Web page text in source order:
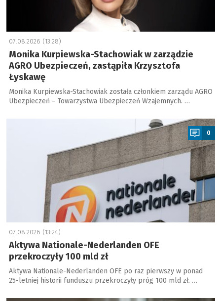
07.08.2026 (13:28)
Monika Kurpiewska-Stachowiak w zarządzie
AGRO Ubezpieczeń, zastąpiła Krzysztofa
Łyskawę
Monika Kurpiewska-Stachowiak została członkiem zarządu AGRO
Ubezpieczeń – Towarzystwa Ubezpieczeń Wzajemnych. …
0
07.08.2026 (13:24)
Aktywa Nationale-Nederlanden OFE
przekroczyły 100 mld zł
Aktywa Nationale-Nederlanden OFE po raz pierwszy w ponad
25-letniej historii funduszu przekroczyły próg 100 mld zł. …
a